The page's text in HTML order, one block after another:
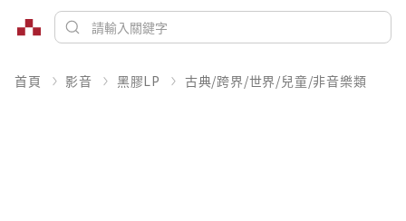
首頁 影音 黑膠LP 古典/跨界/世界/兒童/非音樂類